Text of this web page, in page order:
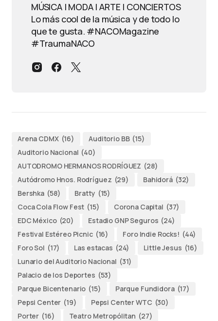
MÚSICA | MODA | ARTE | CONCIERTOS
Lo más cool de la música y de todo lo
que te gusta. #NACOMagazine
#TraumaNACO
Arena CDMX (16) Auditorio BB (15)
Auditorio Nacional (40)
AUTODROMO HERMANOS RODRÍGUEZ (28)
Autódromo Hnos. Rodríguez (29) Bahidorá (32)
Bershka (58) Bratty (15)
Coca Cola Flow Fest (15) Corona Capital (37)
EDC México (20) Estadio GNP Seguros (24)
Festival Estéreo Picnic (16) Foro Indie Rocks! (44)
Foro Sol (17) Las estacas (24) Little Jesus (16)
Lunario del Auditorio Nacional (31)
Palacio de los Deportes (53)
Parque Bicentenario (15) Parque Fundidora (17)
Pepsi Center (19) Pepsi Center WTC (30)
Porter (16) Teatro Metropólitan (27)